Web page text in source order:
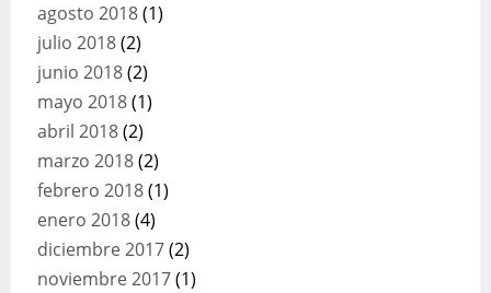
agosto 2018(1)
julio 2018(2)
junio 2018(2)
mayo 2018(1)
abril 2018(2)
marzo 2018(2)
febrero 2018(1)
enero 2018(4)
diciembre 2017(2)
noviembre 2017(1)